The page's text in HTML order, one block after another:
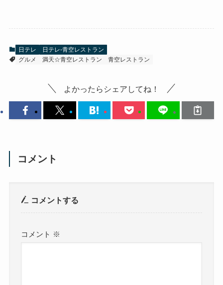
日テレ
日テレ-青空レストラン
グルメ
満天☆青空レストラン 青空レストラン
よかったらシェアしてね！
コメント
コメントする
コメント ※